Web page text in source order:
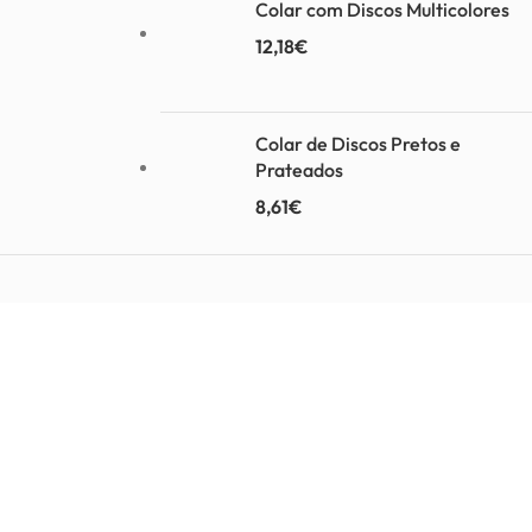
Colar com Discos Multicolores
12,18€
Colar de Discos Pretos e
Prateados
8,61€